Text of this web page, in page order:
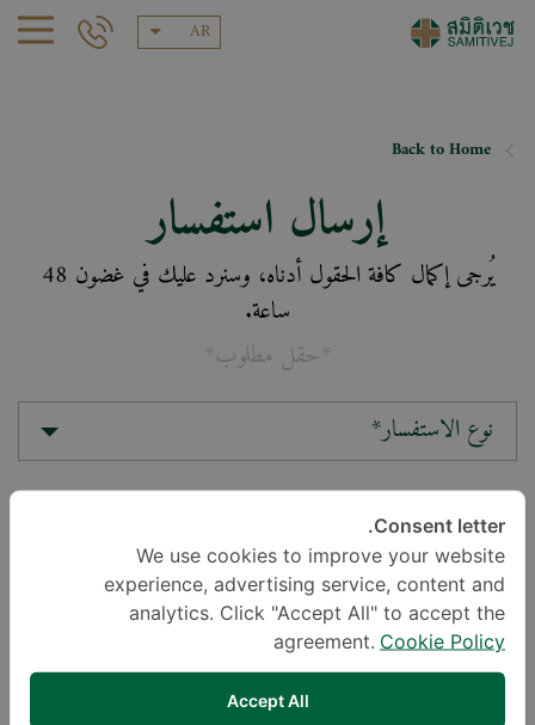
AR
Back to Home
إرسال استفسار
يُرجى إكمال كافة الحقول أدناه، وسنرد عليك في غضون 48
ساعة.
*حقل مطلوب*
نوع الاستفسار*
الموقع*
سؤالك*
Consent letter.
We use cookies to improve your website
experience, advertising service, content and
analytics. Click "Accept All" to accept the
agreement. Cookie Policy
Accept All